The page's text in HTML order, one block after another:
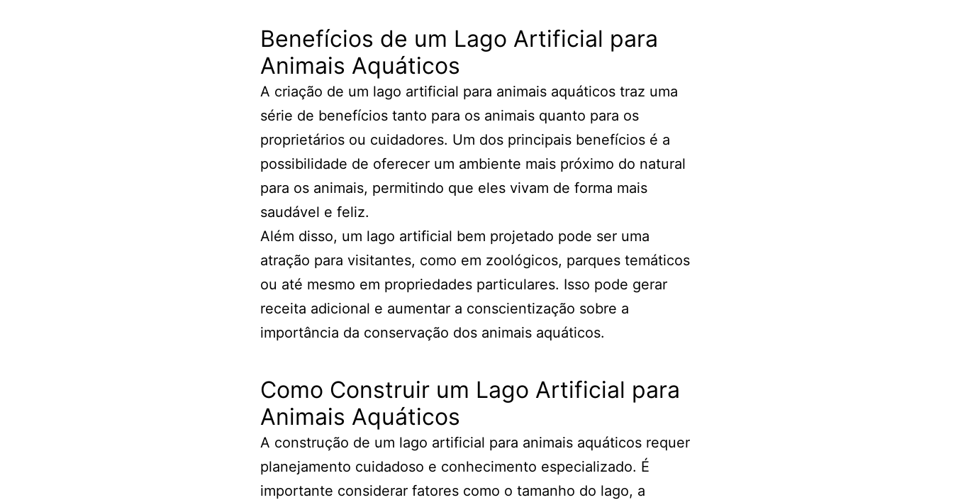
Benefícios de um Lago Artificial para
Animais Aquáticos
A criação de um lago artificial para animais aquáticos traz uma
série de benefícios tanto para os animais quanto para os
proprietários ou cuidadores. Um dos principais benefícios é a
possibilidade de oferecer um ambiente mais próximo do natural
para os animais, permitindo que eles vivam de forma mais
saudável e feliz.
Além disso, um lago artificial bem projetado pode ser uma
atração para visitantes, como em zoológicos, parques temáticos
ou até mesmo em propriedades particulares. Isso pode gerar
receita adicional e aumentar a conscientização sobre a
importância da conservação dos animais aquáticos.
Como Construir um Lago Artificial para
Animais Aquáticos
A construção de um lago artificial para animais aquáticos requer
planejamento cuidadoso e conhecimento especializado. É
importante considerar fatores como o tamanho do lago, a